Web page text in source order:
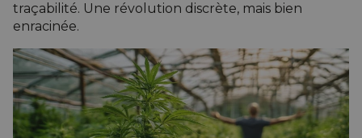
traçabilité. Une révolution discrète, mais bien
enracinée.